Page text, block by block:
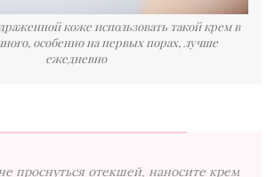
коже использовать такой крем в
особенно на первых порах, лучше
ежедневно
проснуться отекшей, наносите крем